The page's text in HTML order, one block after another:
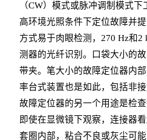
（CW）模式或脉冲调制模式
高环境光照条件下定位故障并
方式易于肉眼检测，270 Hz和2
测器的光纤识别。口袋大小的
带夹。笔大小的故障定位器内
率台式装置也是如此，包括非接
故障定位器的另一个用途是检
即使在显微镜下观察，连接器
套圈内部，粘合不良或灰尘可